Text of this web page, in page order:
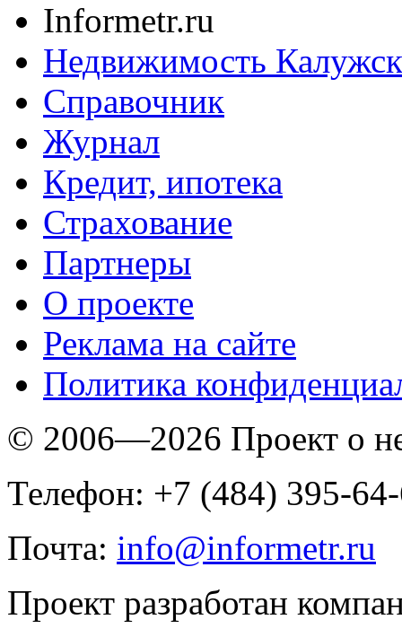
Informetr.ru
Недвижимость
Справочник
Журнал
Кредит, ипотека
Страхование
Партнеры
O проекте
Реклама на сайте
Политика
© 2006—2026 Проект о
Телефон: +7 (484) 395-
Почта: info@informetr.ru
Проект разработан